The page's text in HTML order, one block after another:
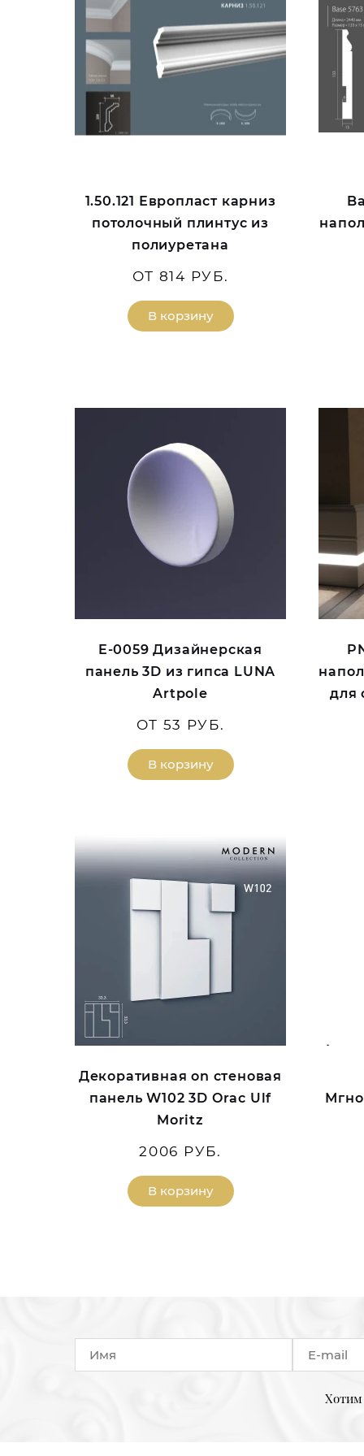
1.50.121 Европласт карниз
потолочный плинтус из
полиуретана
ОТ 814 РУБ.
В корзину
E-0059 Дизайнерская
панель 3D из гипса LUNA
Artpole
ОТ 53 РУБ.
В корзину
для
Декоративная on стеновая
панель W102 3D Orac Ulf
Moritz
2006 РУБ.
В корзину
Хотим